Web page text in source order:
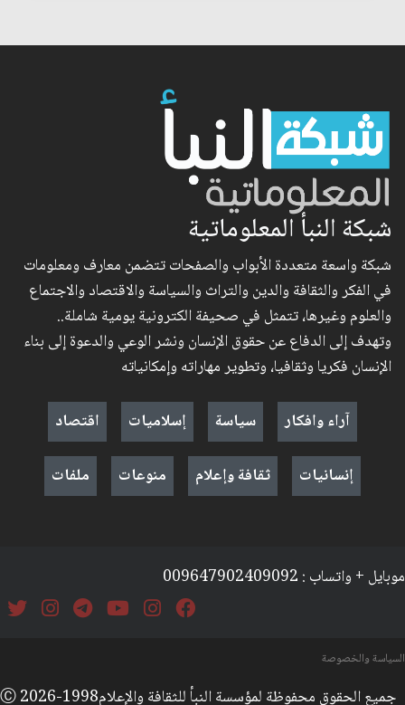
شبكة النبأ المعلوماتية
شبكة واسعة متعددة الأبواب والصفحات تتضمن معارف ومعلومات
في الفكر والثقافة والدين والتراث والسياسة والاقتصاد والاجتماع
والعلوم وغيرها، تتمثل في صحيفة الكترونية يومية شاملة..
وتهدف إلى الدفاع عن حقوق الإنسان ونشر الوعي والدعوة إلى بناء
الإنسان فكريا وثقافيا، وتطوير مهاراته وإمكانياته
آراء وافكار
سياسة إسلاميات
اقتصاد
إنسانيات
ثقافة وإعلام منوعات ملفات
موبايل + واتساب : 009647902409092
السياسة والخصوصة
جميع الحقوق محفوظة لمؤسسة النبأ للثقافة والإعلامⒸ 2026-1998